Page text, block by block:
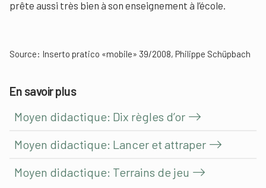
prête aussi très bien à son enseignement à l’école.
Source: Inserto pratico «mobile» 39/2008, Philippe Schüpbach
En savoir plus
Moyen didactique: Dix règles d’or
Moyen didactique: Lancer et attraper
Moyen didactique: Terrains de jeu